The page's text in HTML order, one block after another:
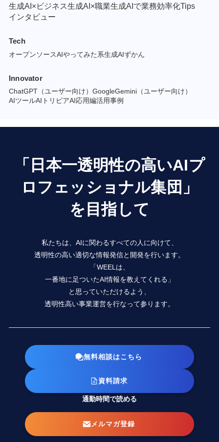
生成AI×ビジネス生成AI×職業生成AIで業務効率化Tips
インタビュー
Tech
オープンソースAIやってみた系生成AIずかん
Innovator
ChatGPT（ユーザー向け） GoogleGemini（ユーザー向け）
AIツールAIトリビアAI応用編活用事例
「日本一透明性の高いAIプ
ロフェッショナル集団」
を目指して
私たちは、AIに関わるすべての人に向けて、
透明性の高い適切な情報発信と開発を行います。
「WEELは、
一番地に足ついたAI情報を教えてくれる」
と思っていただけるよう、
透明性高い事業運営を行なって参ります。
無料相談はこちら
資料請求
通勤時間で読める
メルマガ登録